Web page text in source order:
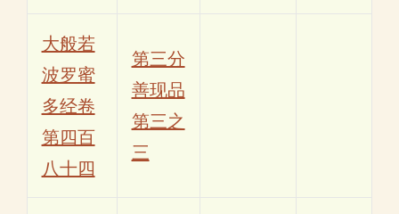
大般若
波罗蜜
多经卷
第四百
八十四
第三分
善现品
第三之
三